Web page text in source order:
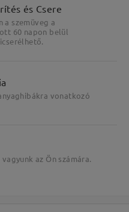
és Csere
a szemüveg a
60 napon belül
vonatkozó
az Ön számára.